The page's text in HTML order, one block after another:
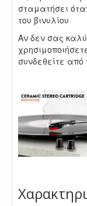
σταματήσει
του βινυλίου
Αν δεν σας
συνδεθείτε από